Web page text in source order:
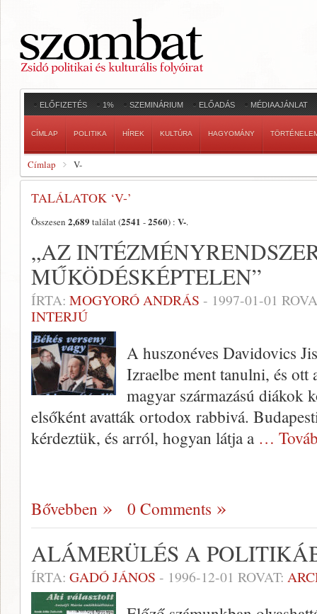
ELŐFIZETÉS 1% SZEMINÁRIUM ELŐADÁS MÉDIAAJÁNLAT
CÍMLAP POLITIKA HÍREK KULTÚRA HAGYOMÁNY
Címlap V-
TALÁLATOK ‘V-’
Összesen 2,689 találat (2541 -2560) : V-.
„AZ
MŰKÖDÉSKÉPTELEN”
ÍRTA: MOGYORÓ ANDRÁS - 1997-01-01
INTERJÚ
A huszonéves Davidovics
Izraelbe ment tanulni, és
magyar származású diákok
elsőként avatták ortodox rabbivá.
kérdeztük, és arról, hogyan látja a …
Bővebben 0 Comments
ALÁMERÜLÉS A
ÍRTA: GADÓ JÁNOS - 1996-12-01 ROVAT: